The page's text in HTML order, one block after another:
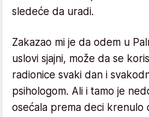
sledeće da uradi.
Zakazao mi je da odem u
uslovi sjajni, može da se
radionice svaki dan i
psihologom. Ali i tamo je
osećala prema deci krenulo